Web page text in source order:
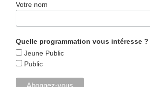
Votre nom
Quelle programmation vous intéresse ?
Jeune Public
Public